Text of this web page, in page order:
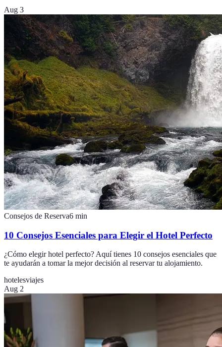
Aug 3
Consejos de Reserva6 min
10 Consejos Esenciales para Elegir el Hotel Perfecto
¿Cómo elegir hotel perfecto? Aquí tienes 10 consejos esenciales que
te ayudarán a tomar la mejor decisión al reservar tu alojamiento.
hotelesviajes
Aug 2